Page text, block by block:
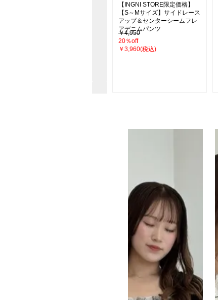
【INGNI STORE限定価格】
【S～Mサイズ】サイドレース
アップ＆センターシームフレ
アデニムパンツ
￥4,950
20％off
￥3,960(税込)